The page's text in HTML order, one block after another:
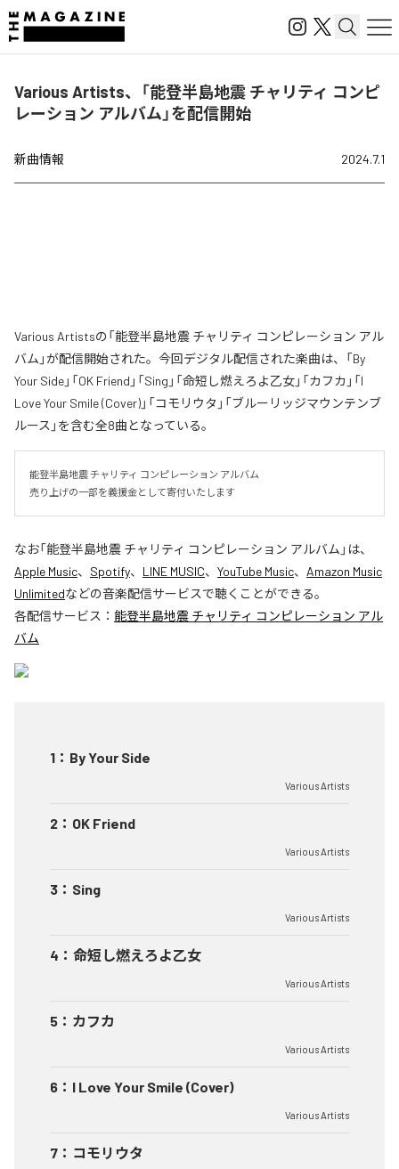
Various Artists、「能登半島地震 チャリティ コンピ
レーション アルバム」を配信開始
新曲情報 2024.7.1
Various Artistsの「能登半島地震 チャリティ コンピレーション アル
バム」が配信開始された。今回デジタル配信された楽曲は、「By
Your Side」「OK Friend」「Sing」「命短し燃えろよ乙女」「カフカ」「I
Love Your Smile (Cover)」「コモリウタ」「ブルーリッジマウンテンブ
ルース」を含む全8曲となっている。
能登半島地震 チャリティ コンピレーション アルバム
売り上げの一部を義援金として寄付いたします
なお「能登半島地震 チャリティ コンピレーション アルバム 」は、
Apple Music、 Spotify、 LINE MUSIC、 YouTube Music、 Amazon Music
Unlimitedなどの音楽配信サービスで聴くことができる。
各配信サービス： 能登半島地震 チャリティ コンピレーション アル
バム
1 ： By Your Side
Various Artists
2 ： OK Friend
Various Artists
3 ： Sing
Various Artists
4 ： 命短し燃えろよ乙女
Various Artists
5 ： カフカ
Various Artists
6 ： I Love Your Smile (Cover)
Various Artists
7 ： コモリウタ